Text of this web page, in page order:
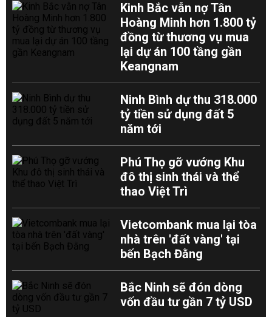
Kinh Bắc vẫn nợ Tân
Hoàng Minh hơn 1.800 tỷ
đồng từ thương vụ mua
lại dự án 100 tầng gần
Keangnam
Ninh Bình dự thu 318.000
tỷ tiền sử dụng đất 5
năm tới
Phú Thọ gỡ vướng Khu
đô thị sinh thái và thể
thao Việt Trì
Vietcombank mua lại tòa
nhà trên 'đất vàng' tại
bến Bạch Đằng
Bắc Ninh sẽ đón dòng
vốn đầu tư gần 7 tỷ USD